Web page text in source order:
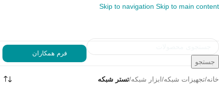
Skip to navigation Skip to main content
جستجو
فرم همکاران
خانه/تجهیزات شبکه/ابزار شبکه/تستر شبکه